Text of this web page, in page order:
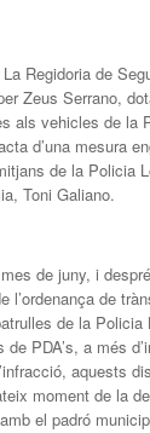
La Regidoria de
Zeus Serrano,
als vehicles de la
d’una mesura
de la Policia
Toni Galiano.
de juny, i
l’ordenança de
de la
PDA’s, a més
aquests
moment de la
el padró